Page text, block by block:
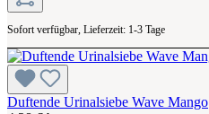
Sofort verfügbar, Lieferzeit: 1-3 Tage
Duftende Urinalsiebe Wave Mango